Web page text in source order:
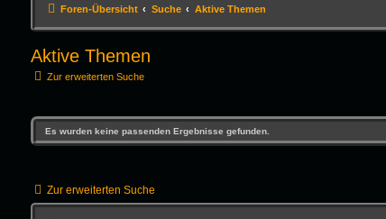
Foren-Übersicht Suche Aktive Themen
Aktive Themen
Zur erweiterten Suche
Es wurden keine passenden Ergebnisse gefunden.
Zur erweiterten Suche